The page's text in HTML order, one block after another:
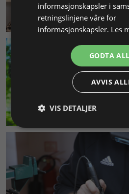
MILJØ &
informasjonskapsler i
retningslinjene våre for
informasjonskapsler. Les
GODTA
AVVIS
VIS DETALJER